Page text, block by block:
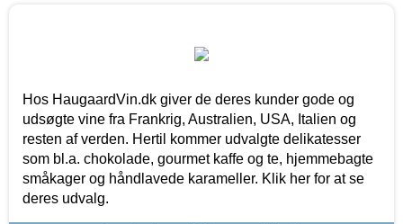
Hos HaugaardVin.dk giver de deres kunder gode og
udsøgte vine fra Frankrig, Australien, USA, Italien og
resten af verden. Hertil kommer udvalgte delikatesser
som bl.a. chokolade, gourmet kaffe og te, hjemmebagte
småkager og håndlavede karameller. Klik her for at se
deres udvalg.